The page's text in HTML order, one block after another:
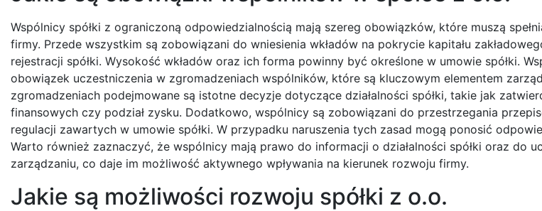
Wspólnicy spółki z ograniczoną odpowiedzialnością mają szereg obowiązków, które muszą
firmy. Przede wszystkim są zobowiązani do wniesienia wkładów na pokrycie kapitału
rejestracji spółki. Wysokość wkładów oraz ich forma powinny być określone w umowie spółki.
obowiązek uczestniczenia w zgromadzeniach wspólników, które są kluczowym elementem
zgromadzeniach podejmowane są istotne decyzje dotyczące działalności spółki, takie jak
finansowych czy podział zysku. Dodatkowo, wspólnicy są zobowiązani do przestrzegania
regulacji zawartych w umowie spółki. W przypadku naruszenia tych zasad mogą ponosić
Warto również zaznaczyć, że wspólnicy mają prawo do informacji o działalności spółki oraz do
zarządzaniu, co daje im możliwość aktywnego wpływania na kierunek rozwoju firmy.
Jakie są możliwości rozwoju spółki z o.o.